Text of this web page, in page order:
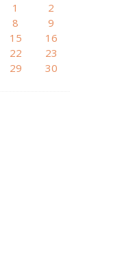
1
2
8
9
15
16
22
23
29
30